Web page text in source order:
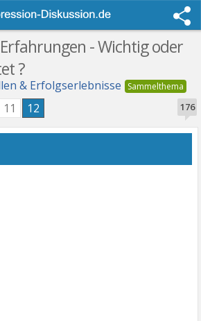
- Wichtig oder
?
& Erfolgserlebnisse
176
11 12